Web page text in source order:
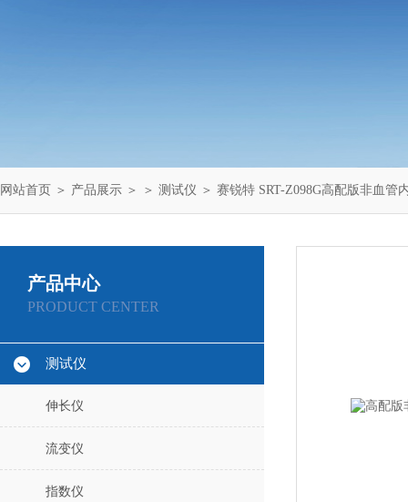
网站首页 ＞ 产品展示 ＞ ＞ 测试仪 ＞ 赛锐特 SRT-Z098G高配版非血管
产品中心
PRODUCT CENTER
测试仪
伸长仪
流变仪
指数仪